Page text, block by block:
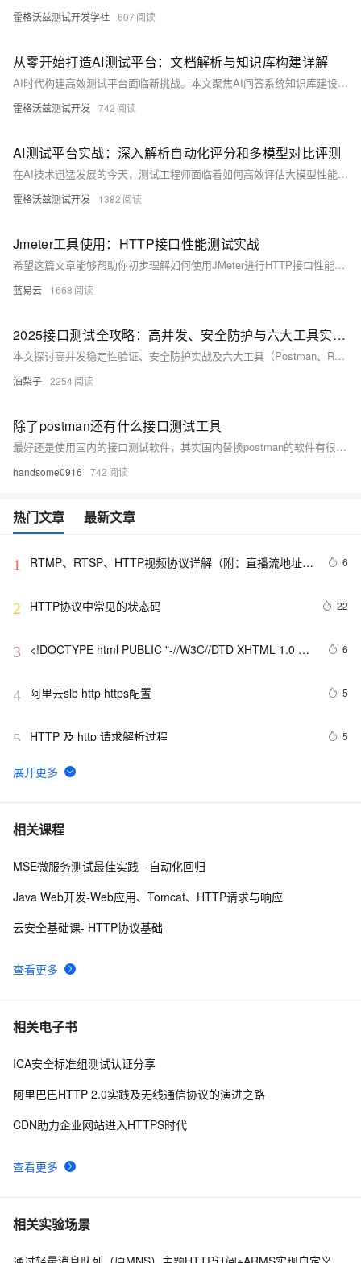
霍格沃兹测试开发学社 607
从零开始打造AI测试平台：文档解析与知识库构建详解
AI时代构建高效测试平台面临新挑战。本文聚焦AI问答系统知识库建设，重点解析文档解析关键环节，为测试工程师提供实用技术指导和测试方法论
霍格沃兹测试开发 742
AI测试平台实战：深入解析自动化评分和多模型对比评测
在AI技术迅猛发展的今天，测试工程师面临着如何高效评估大模型性能的全新挑战。本文将深入探讨AI测试平台中自动化评分与多模型对比评测的关键技术与实践方法，为测试工程师提供可落地的解决方案。
霍格沃兹测试开发 1382
Jmeter工具使用：HTTP接口性能测试实战
希望这篇文章能够帮助你初步理解如何使用JMeter进行HTTP接口性能测试，有兴趣的话，你可以研究更多关于JMeter的内容。记住，只有理解并掌握了这些工具，你才能充分利用它们发挥其应有的价值。+
蓝易云 1668
2025接口测试全攻略：高并发、安全防护与六大工具实战指南
本文探讨高并发稳定性验证、安全防护实战及六大工具（Postman、RunnerGo、Apipost、JMeter、SoapUI、Fiddler）选型指南，助力构建未来接口测试体系。接口测试旨在验证数据传输、参数合法性、错误处理能力及性能安全性，其重要性体现在早期发现问题、保障系统稳定和支撑持续集成。常用方法包括功能、性能、安全性及兼容性测试，典型场景涵盖前后端分离开发、第三方服务集成与数据一致性检查。选择合适的工具需综合考虑需求与团队协作等因素。
油梨子 2254
除了postman还有什么接口测试工具
最好还是使用国内的接口测试软件，其实国内替换postman的软件有很多，这里我推荐使用yunedit-post这款接口测试工具来代替postman，因为它除了接口测试功能外，在动态参数的支持、后置处理执行sql语句等支持方面做得比较好。而且还有接口分享功能，可以生成接口文档给团队在线浏览。
handsome0916 742
热门文章 最新文章
1
RTMP、RTSP、HTTP视频协议详解（附：直播流地址、
6
2 HTTP协议中常见的状态码 22
3
<!DOCTYPE html PUBLIC "-//W3C//DTD XHTML 1.0
"http://www.w3.org/TR/xhtml1/DTD/xhtml1-strict.dtd">
6
4 阿里云slb http https配置 5
5 5
6
7 <!DOCTYPE html PUBLIC "-//W3C//DTD XHTML 1.0
"http://www.w3.org/TR/xhtml1/DTD/xhtml1-strict.dtd">
8 前端常见的HTTP状态码
识别威胁IP
Transitional//EN"
相关课程
查看更多
MSE微服务测试最佳实践 - 自动化回归
Java Web开发-Web应用、Tomcat、HTTP请求与响应
云安全基础课- HTTP协议基础
相关电子书
查看更多
ICA安全标准组测试认证分享
阿里巴巴HTTP 2.0实践及无线通信协议的演进之路
CDN助力企业网站进入HTTPS时代
相关实验场景